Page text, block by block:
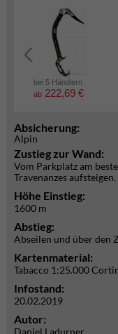
bei 5 Händlern
ab 222,69 €
Absicherung:
Alpin
Zustieg zur Wand:
Vom Parkplatz am
Travenanzes aufsteigen.
Höhe Einstieg:
1600 m
Abstieg:
Abseilen und über den
Kartenmaterial:
Tabacco 1:25.000
Infostand:
20.02.2019
Autor:
Daniel Ladurner